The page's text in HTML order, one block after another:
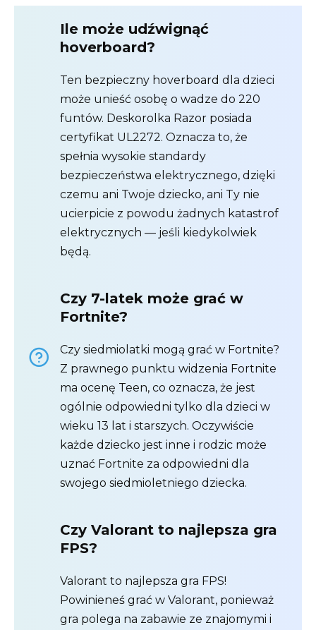
Ile może udźwignąć
hoverboard?
Ten bezpieczny hoverboard dla dzieci
może unieść osobę o wadze do 220
funtów. Deskorolka Razor posiada
certyfikat UL2272. Oznacza to, że
spełnia wysokie standardy
bezpieczeństwa elektrycznego, dzięki
czemu ani Twoje dziecko, ani Ty nie
ucierpicie z powodu żadnych katastrof
elektrycznych — jeśli kiedykolwiek
będą.
Czy 7-latek może grać w
Fortnite?
Czy siedmiolatki mogą grać w Fortnite?
Z prawnego punktu widzenia Fortnite
ma ocenę Teen, co oznacza, że ​​jest
ogólnie odpowiedni tylko dla dzieci w
wieku 13 lat i starszych. Oczywiście
każde dziecko jest inne i rodzic może
uznać Fortnite za odpowiedni dla
swojego siedmioletniego dziecka.
Czy Valorant to najlepsza gra
FPS?
Valorant to najlepsza gra FPS!
Powinieneś grać w Valorant, ponieważ
gra polega na zabawie ze znajomymi i